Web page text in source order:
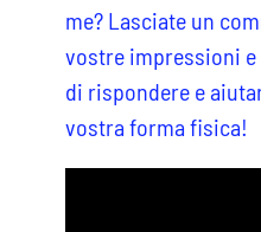
me? Lasciate un
vostre impressioni
di rispondere e
vostra forma fisica!